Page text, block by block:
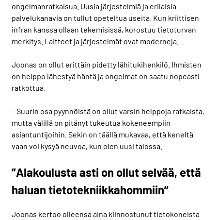
ongelmanratkaisua. Uusia järjestelmiä ja erilaisia
palvelukanavia on tullut opeteltua useita. Kun kriittisen
infran kanssa ollaan tekemisissä, korostuu tietoturvan
merkitys. Laitteet ja järjestelmät ovat moderneja.
Joonas on ollut erittäin pidetty lähitukihenkilö. Ihmisten
on helppo lähestyä häntä ja ongelmat on saatu nopeasti
ratkottua.
– Suurin osa pyynnöistä on ollut varsin helppoja ratkaista,
mutta välillä on pitänyt tukeutua kokeneempiin
asiantuntijoihin. Sekin on täällä mukavaa, että keneltä
vaan voi kysyä neuvoa, kun olen uusi talossa.
”Alakoulusta asti on ollut selvää, että
haluan tietotekniikkahommiin”
Joonas kertoo olleensa aina kiinnostunut tietokoneista